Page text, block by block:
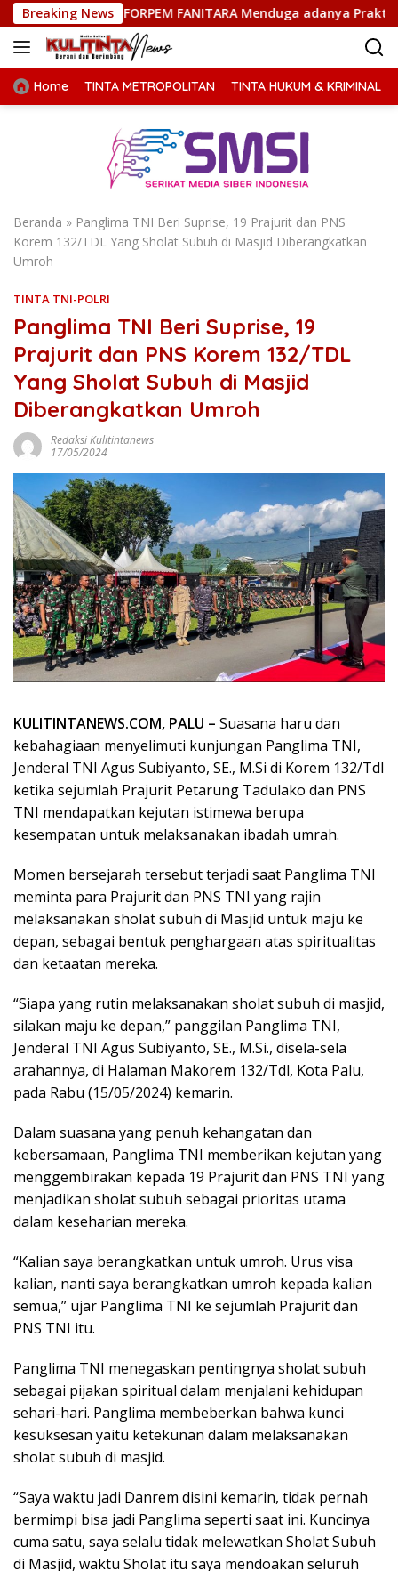
Langsung
ke
konten
Breaking News
FANITARA Menduga adanya Praktik Nepotisme
Home TINTA METROPOLITAN TINTA HUKUM & KRIMINAL
Beranda » Panglima TNI Beri Suprise, 19 Prajurit dan PNS
Korem 132/TDL Yang Sholat Subuh di Masjid Diberangkatkan
Umroh
TINTA TNI-POLRI
Panglima TNI Beri Suprise, 19
Prajurit dan PNS Korem 132/TDL
Yang Sholat Subuh di Masjid
Diberangkatkan Umroh
Redaksi Kulitintanews
17/05/2024
KULITINTANEWS.COM, PALU – Suasana haru dan
kebahagiaan menyelimuti kunjungan Panglima TNI,
Jenderal TNI Agus Subiyanto, SE., M.Si di Korem 132/Tdl
ketika sejumlah Prajurit Petarung Tadulako dan PNS
TNI mendapatkan kejutan istimewa berupa
kesempatan untuk melaksanakan ibadah umrah.
Momen bersejarah tersebut terjadi saat Panglima TNI
meminta para Prajurit dan PNS TNI yang rajin
melaksanakan sholat subuh di Masjid untuk maju ke
depan, sebagai bentuk penghargaan atas spiritualitas
dan ketaatan mereka.
“Siapa yang rutin melaksanakan sholat subuh di masjid,
silakan maju ke depan,” panggilan Panglima TNI,
Jenderal TNI Agus Subiyanto, SE., M.Si., disela-sela
arahannya, di Halaman Makorem 132/Tdl, Kota Palu,
pada Rabu (15/05/2024) kemarin.
Dalam suasana yang penuh kehangatan dan
kebersamaan, Panglima TNI memberikan kejutan yang
menggembirakan kepada 19 Prajurit dan PNS TNI yang
menjadikan sholat subuh sebagai prioritas utama
dalam keseharian mereka.
“Kalian saya berangkatkan untuk umroh. Urus visa
kalian, nanti saya berangkatkan umroh kepada kalian
semua,” ujar Panglima TNI ke sejumlah Prajurit dan
PNS TNI itu.
Panglima TNI menegaskan pentingnya sholat subuh
sebagai pijakan spiritual dalam menjalani kehidupan
sehari-hari. Panglima membeberkan bahwa kunci
kesuksesan yaitu ketekunan dalam melaksanakan
sholat subuh di masjid.
“Saya waktu jadi Danrem disini kemarin, tidak pernah
bermimpi bisa jadi Panglima seperti saat ini. Kuncinya
cuma satu, saya selalu tidak melewatkan Sholat Subuh
di Masjid, waktu Sholat itu saya mendoakan seluruh